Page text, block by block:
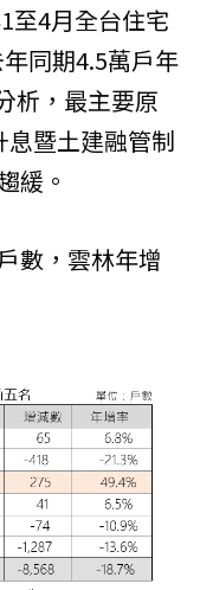
至4月全台住宅
同期4.5萬戶年
析，最主要原
暨土建融管制
緩。
數，雲林年增